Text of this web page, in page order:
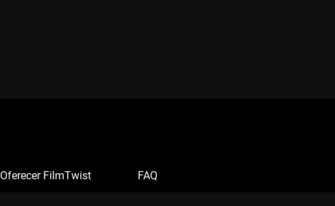
Oferecer FilmTwist FAQ